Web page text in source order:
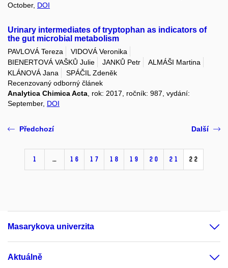
October, DOI
Urinary intermediates of tryptophan as indicators of
the gut microbial metabolism
PAVLOVÁ Tereza
VIDOVÁ Veronika
BIENERTOVÁ VAŠKŮ Julie
JANKŮ Petr
ALMÁŠI Martina
KLÁNOVÁ Jana
SPÁČIL Zdeněk
Recenzovaný odborný článek
Analytica Chimica Acta, rok: 2017, ročník: 987, vydání:
September, DOI
Předchozí
1 … 16 17 18 19 20 21 22
Další
Masarykova univerzita
Aktuálně